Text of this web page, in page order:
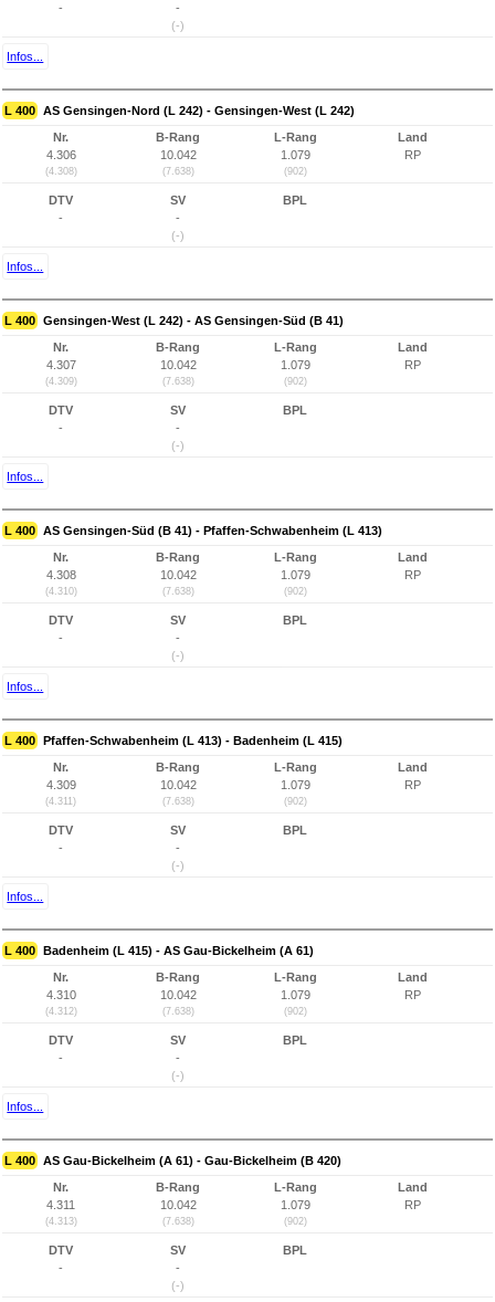
-
-
(-)
Infos...
L 400 AS Gensingen-Nord (L 242) - Gensingen-West (L 242)
Nr.
4.306
(4.308)
B-Rang
10.042
(7.638)
L-Rang
1.079
(902)
Land
RP
DTV
-
SV
-
(-)
BPL
Infos...
L 400 Gensingen-West (L 242) - AS Gensingen-Süd (B 41)
Nr.
4.307
(4.309)
B-Rang
10.042
(7.638)
L-Rang
1.079
(902)
Land
RP
DTV
-
SV
-
(-)
BPL
Infos...
L 400 AS Gensingen-Süd (B 41) - Pfaffen-Schwabenheim (L 413)
Nr.
4.308
(4.310)
B-Rang
10.042
(7.638)
L-Rang
1.079
(902)
Land
RP
DTV
-
SV
-
(-)
BPL
Infos...
L 400 Pfaffen-Schwabenheim (L 413) - Badenheim (L 415)
Nr.
4.309
(4.311)
B-Rang
10.042
(7.638)
L-Rang
1.079
(902)
Land
RP
DTV
-
SV
-
(-)
BPL
Infos...
L 400 Badenheim (L 415) - AS Gau-Bickelheim (A 61)
Nr.
4.310
(4.312)
B-Rang
10.042
(7.638)
L-Rang
1.079
(902)
Land
RP
DTV
-
SV
-
(-)
BPL
Infos...
L 400 AS Gau-Bickelheim (A 61) - Gau-Bickelheim (B 420)
Nr.
4.311
(4.313)
B-Rang
10.042
(7.638)
L-Rang
1.079
(902)
Land
RP
DTV
-
SV
-
(-)
BPL